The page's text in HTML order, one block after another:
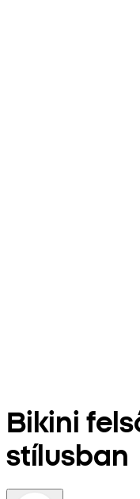
Bikini
stílusban